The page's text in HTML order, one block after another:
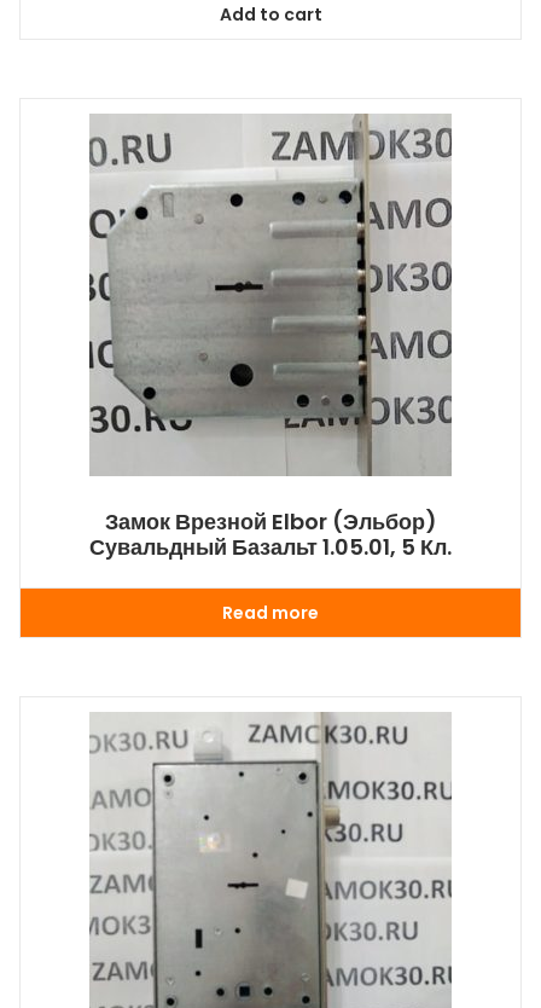
Add to cart
Замок Врезной Elbor (Эльбор)
Сувальдный Базальт 1.05.01, 5 Кл.
Read more